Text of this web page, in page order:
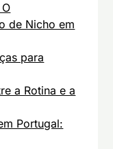
de Nicho em
para
a Rotina e a
Portugal: